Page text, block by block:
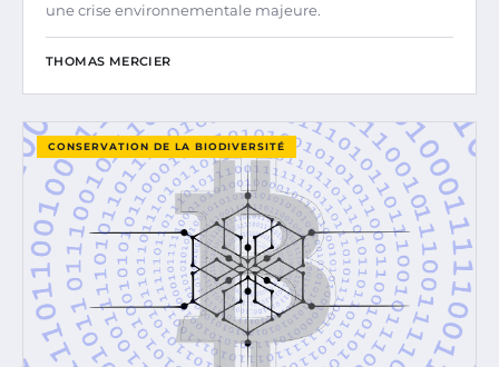
une crise environnementale majeure.
THOMAS MERCIER
CONSERVATION DE LA BIODIVERSITÉ